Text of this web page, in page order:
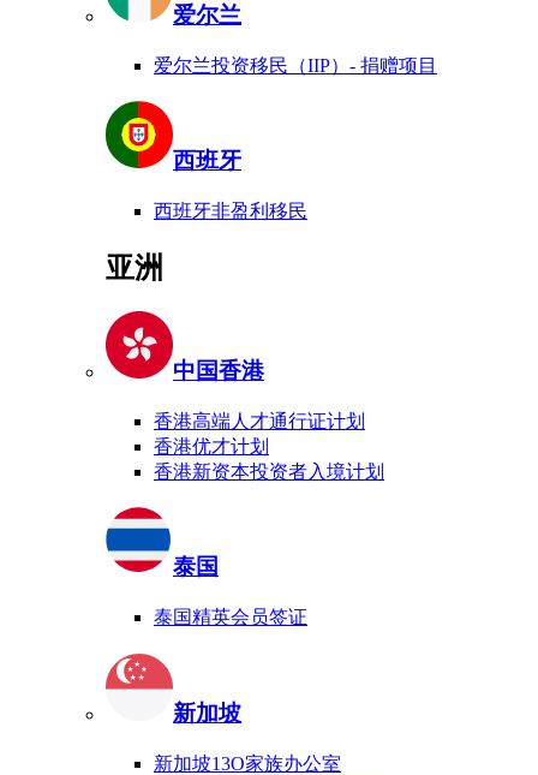
爱尔兰
爱尔兰投资移民（IIP）- 捐赠项目
西班牙
西班牙非盈利移民
亚洲
中国香港
香港高端人才通行证计划
香港优才计划
香港新资本投资者入境计划
泰国
泰国精英会员签证
新加坡
新加坡13O家族办公室